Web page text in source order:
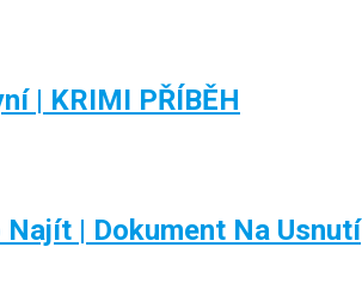
| KRIMI PŘÍBĚH
Najít | Dokument Na Usnutí